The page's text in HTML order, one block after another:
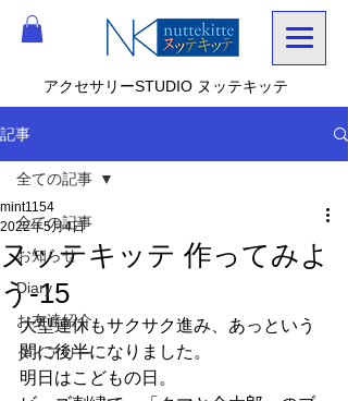
アクセサリーSTUDIO ヌッテキッテ
記事
全ての記事
お知らせ
Diary
お友達紹介
ダイアリー
全ての記事
ヌッテキッテ 作ってみよ
う-15
mint1154
2022年5月4日
大型連休もサクサク進み、あっという
間に後半になりました。
明日はこどもの日。